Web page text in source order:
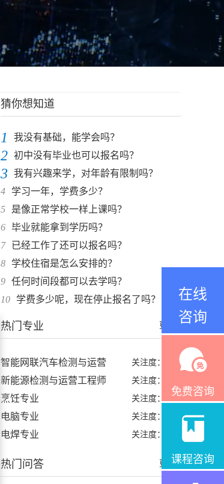
猜你想知道
1 我没有基础，能学会吗？
2 初中没有毕业也可以报名吗？
3 我有兴趣来学，对年龄有限制吗？
4
学习一年，学费多少？
5
是像正常学校一样上课吗？
6 毕业就能拿到学历吗？
7
已经工作了还可以报名吗？
8
学校住宿是怎么安排的？
9 任何时间段都可以去学吗？
10
学费多少呢，现在停止报名了吗？
热门专业 更多>
智能网联汽车检测与运营 关注度：98%
新能源检测与运营工程师 关注度：99%
烹饪专业 关注度：97%
电脑专业 关注度：96%
电焊专业 关注度：97%
热门问答 更多>
在线
咨询
免费咨询
课程咨询